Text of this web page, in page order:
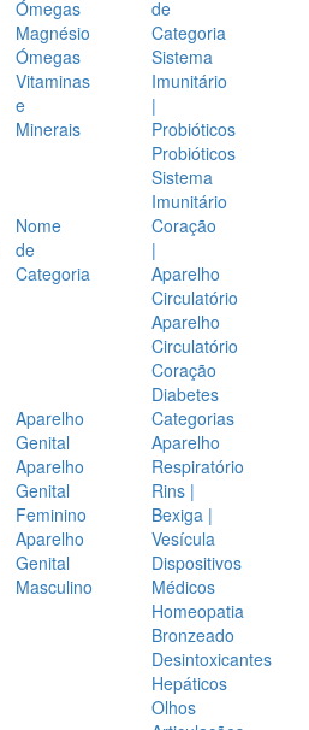
Ómegas
Magnésio
Ómegas
Vitaminas
e
Minerais
de
Categoria
Sistema
Imunitário
|
Probióticos
Probióticos
Sistema
Imunitário
Nome
de
Categoria
Coração
|
Aparelho
Circulatório
Aparelho
Circulatório
Coração
Diabetes
Aparelho
Genital
Aparelho
Genital
Feminino
Aparelho
Genital
Masculino
Categorias
Aparelho
Respiratório
Rins |
Bexiga |
Vesícula
Dispositivos
Médicos
Homeopatia
Bronzeado
Desintoxicantes
Hepáticos
Olhos